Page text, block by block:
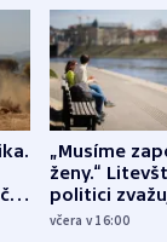
z
„Musíme
ženy.“
politici
dohodu o
včera v 16:00